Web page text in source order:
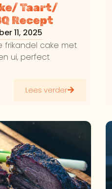
Taart/
Recept
11, 2025
frikandel cake met
ui, perfect
Lees verder